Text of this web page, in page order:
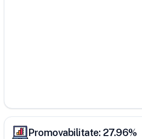
Promovabilitate: 27.96%